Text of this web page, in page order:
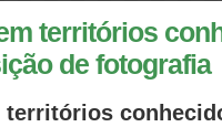
territórios
Exposição de fotografia
territórios